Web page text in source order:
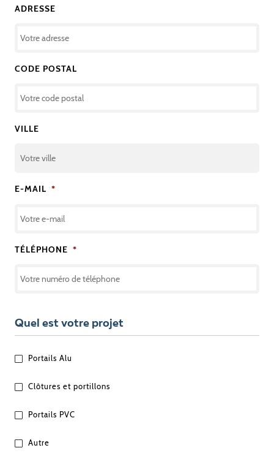
ADRESSE
CODE POSTAL
VILLE
E-MAIL *
TÉLÉPHONE *
Quel est votre projet
QUEL
VOTRE
PROJET
Portails Alu
Clôtures et portillons
Portails PVC
Autre